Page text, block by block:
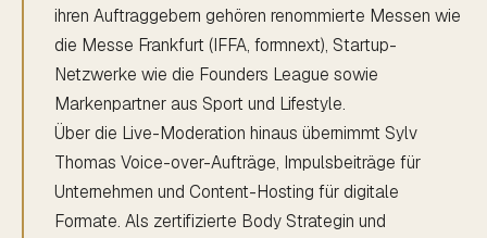
ihren Auftraggebern gehören renommierte Messen wie
die Messe Frankfurt (IFFA, formnext), Startup-
Netzwerke wie die Founders League sowie
Markenpartner aus Sport und Lifestyle.
Über die Live-Moderation hinaus übernimmt Sylv
Thomas Voice-over-Aufträge, Impulsbeiträge für
Unternehmen und Content-Hosting für digitale
Formate. Als zertifizierte Body Strategin und